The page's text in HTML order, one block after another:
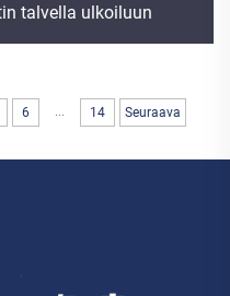
talvella ulkoiluun
6 ... 14 Seuraava